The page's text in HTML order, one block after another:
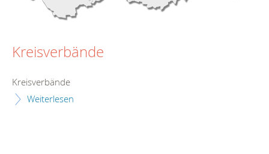
Kreisverbände
Kreisverbände
Weiterlesen